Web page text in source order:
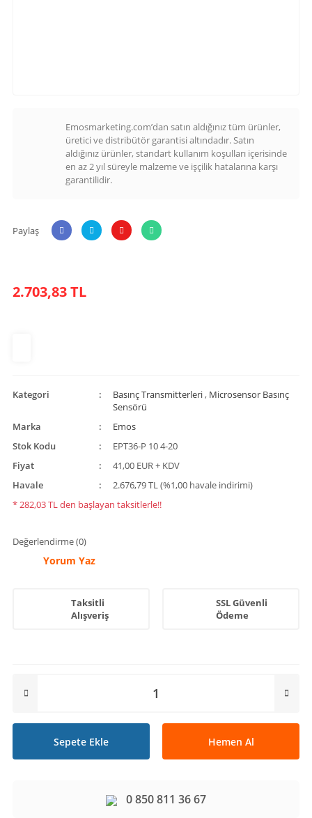
Emosmarketing.com’dan satın aldığınız tüm ürünler,
üretici ve distribütör garantisi altındadır. Satın
aldığınız ürünler, standart kullanım koşulları içerisinde
en az 2 yıl süreyle malzeme ve işçilik hatalarına karşı
garantilidir.
Paylaş
2.703,83 TL
Kategori Basınç Transmitterleri, Microsensor Basınç
Sensörü
Marka
Emos
Stok Kodu
EPT36-P 10 4-20
Fiyat
41,00 EUR + KDV
Havale
2.676,79 TL (%1,00 havale indirimi)
* 282,03 TL den başlayan taksitlerle!!
Değerlendirme (0)
Yorum Yaz
Taksitli
Alışveriş
SSL Güvenli
Ödeme
Sepete Ekle Hemen Al
0 850 811 36 67